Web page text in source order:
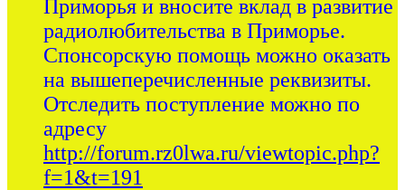
Приморья и вносите вклад в развитие
радиолюбительства в Приморье.
Спонсорскую помощь можно оказать
на вышеперечисленные реквизиты.
Отследить поступление можно по
адресу
http://forum.rz0lwa.ru/viewtopic.php?
f=1&t=191